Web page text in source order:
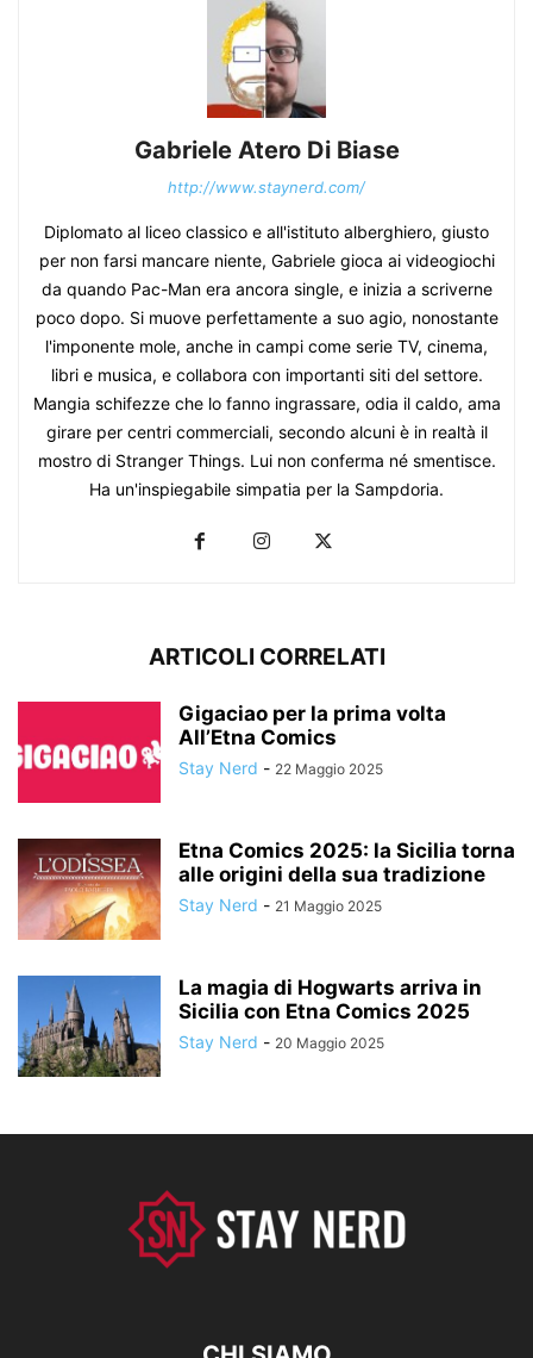
Gabriele Atero Di Biase
http://www.staynerd.com/
Diplomato al liceo classico e all'istituto alberghiero, giusto
per non farsi mancare niente, Gabriele gioca ai videogiochi
da quando Pac-Man era ancora single, e inizia a scriverne
poco dopo. Si muove perfettamente a suo agio, nonostante
l'imponente mole, anche in campi come serie TV, cinema,
libri e musica, e collabora con importanti siti del settore.
Mangia schifezze che lo fanno ingrassare, odia il caldo, ama
girare per centri commerciali, secondo alcuni è in realtà il
mostro di Stranger Things. Lui non conferma né smentisce.
Ha un'inspiegabile simpatia per la Sampdoria.
ARTICOLI CORRELATI
Gigaciao per la prima volta
All’Etna Comics
Stay Nerd - 22 Maggio 2025
Etna Comics 2025: la Sicilia torna
alle origini della sua tradizione
Stay Nerd - 21 Maggio 2025
La magia di Hogwarts arriva in
Sicilia con Etna Comics 2025
Stay Nerd - 20 Maggio 2025